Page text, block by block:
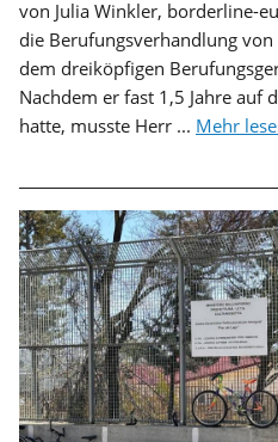
von Julia Winkler, borderline-
die Berufungsverhandlung
dem dreiköpfigen
Nachdem er fast 1,5 Jahre auf
hatte, musste Herr ... Mehr